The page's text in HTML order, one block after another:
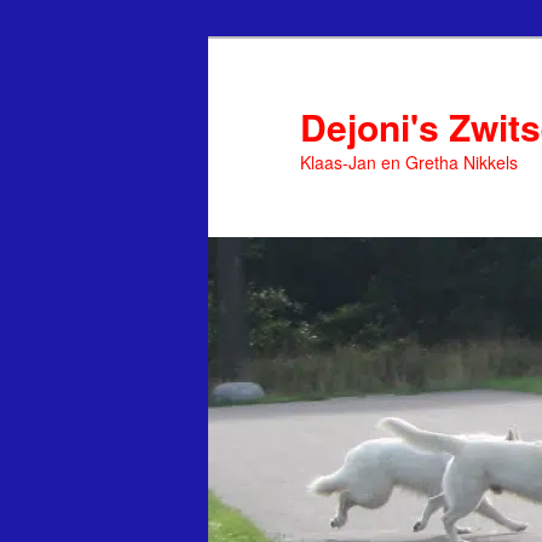
Dejoni's
Klaas-Jan en Gretha Nikkels